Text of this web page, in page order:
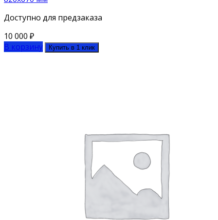
Доступно для предзаказа
10 000 ₽
В корзину
Купить в 1 клик